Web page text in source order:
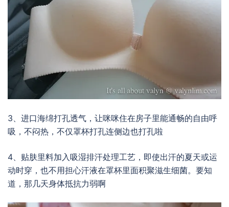
3、进口海绵打孔透气，让咪咪住在房子里能通畅的自由呼
吸，不闷热，不仅罩杯打孔连侧边也打孔啦
4、贴肤里料加入吸湿排汗处理工艺，即使出汗的夏天或运
动时穿，也不用担心汗液在罩杯里面积聚滋生细菌。要知
道，那几天身体抵抗力弱啊